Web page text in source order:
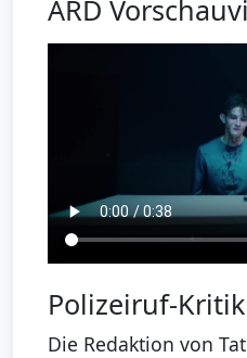
ARD
Polizeiruf-Kritik
Die Redaktion von